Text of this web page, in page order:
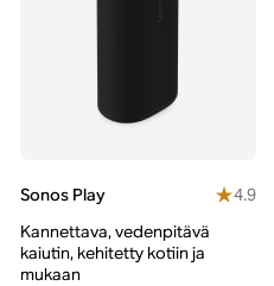
Sonos Play
4.9
Kannettava, vedenpitävä
kaiutin, kehitetty kotiin ja
mukaan